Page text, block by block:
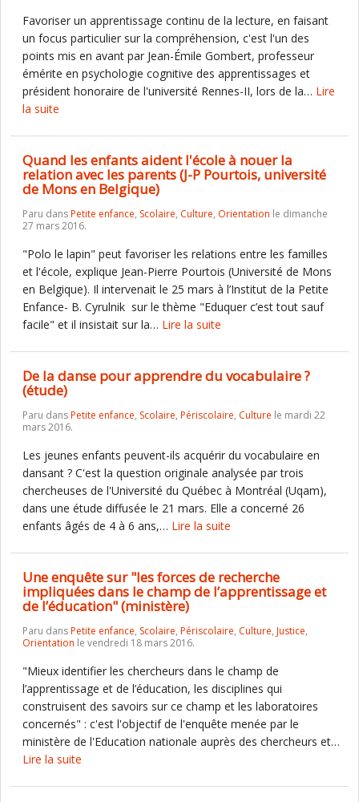
Favoriser un apprentissage continu de la lecture, en faisant
un focus particulier sur la compréhension, c'est l'un des
points mis en avant par Jean-Émile Gombert, professeur
émérite en psychologie cognitive des apprentissages et
président honoraire de l'université Rennes-II, lors de la… Lire
la suite
Quand les enfants aident l'école à nouer la
relation avec les parents (J-P Pourtois, université
de Mons en Belgique)
Paru dansPetite enfance, Scolaire, Culture, Orientation le dimanche
27 mars 2016.
"Polo le lapin" peut favoriser les relations entre les familles
et l'école, explique Jean-Pierre Pourtois (Université de Mons
en Belgique). Il intervenait le 25 mars à l’Institut de la Petite
Enfance- B. Cyrulnik sur le thème "Eduquer c’est tout sauf
facile" et il insistait sur la… Lire la suite
De la danse pour apprendre du vocabulaire ?
(étude)
Paru dansPetite enfance, Scolaire, Périscolaire, Culture le mardi 22
mars 2016.
Les jeunes enfants peuvent-ils acquérir du vocabulaire en
dansant ? C'est la question originale analysée par trois
chercheuses de l'Université du Québec à Montréal (Uqam),
dans une étude diffusée le 21 mars. Elle a concerné 26
enfants âgés de 4 à 6 ans,… Lire la suite
Une enquête sur "les forces de recherche
impliquées dans le champ de l’apprentissage et
de l’éducation" (ministère)
Paru dansPetite enfance, Scolaire, Périscolaire, Culture, Justice,
Orientation le vendredi 18 mars 2016.
"Mieux identifier les chercheurs dans le champ de
l’apprentissage et de l’éducation, les disciplines qui
construisent des savoirs sur ce champ et les laboratoires
concernés" : c'est l'objectif de l'enquête menée par le
ministère de l'Education nationale auprès des chercheurs et…
Lire la suite